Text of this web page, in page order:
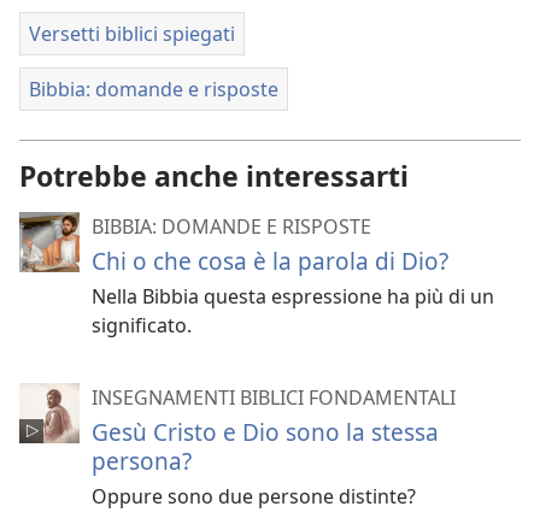
Versetti biblici spiegati
Bibbia: domande e risposte
Potrebbe anche interessarti
BIBBIA: DOMANDE E RISPOSTE
Chi o che cosa è la parola di Dio?
Nella Bibbia questa espressione ha più di un
significato.
INSEGNAMENTI BIBLICI FONDAMENTALI
Gesù Cristo e Dio sono la stessa
persona?
Oppure sono due persone distinte?